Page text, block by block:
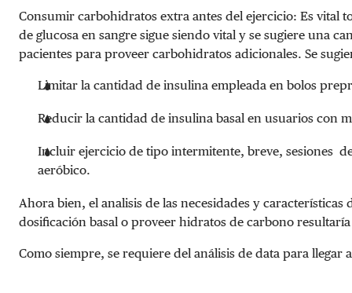
Consumir carbohidratos extra antes del ejercicio: Es vital
de glucosa en sangre sigue siendo vital y se sugiere una
pacientes para proveer carbohidratos adicionales. Se
Limitar la cantidad de insulina empleada en bolos
Reducir la cantidad de insulina basal en usuarios con
Incluir ejercicio de tipo intermitente, breve, sesiones
aeróbico.
Ahora bien, el analisis de las necesidades y
dosificación basal o proveer hidratos de carbono
Como siempre, se requiere del análisis de data para llegar